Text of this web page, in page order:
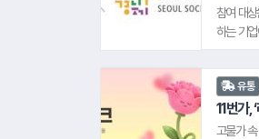
참여 대
하는 기
번가와
로모션
유통
11번가,
고물가